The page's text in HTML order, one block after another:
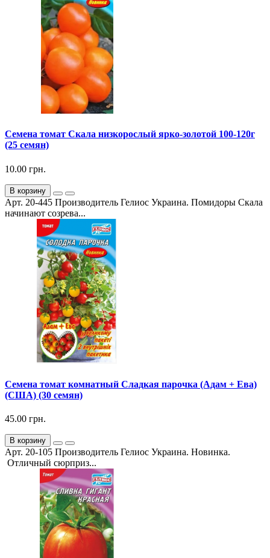
Семена томат Скала низкорослый ярко-золотой 100-120г
(25 семян)
10.00 грн.
В корзину
Арт. 20-445 Производитель Гелиос Украина. Помидоры Скала
начинают созрева...
Семена томат комнатный Сладкая парочка (Адам + Ева)
(США) (30 семян)
45.00 грн.
В корзину
Арт. 20-105 Производитель Гелиос Украина. Новинка.
Отличный сюрприз...